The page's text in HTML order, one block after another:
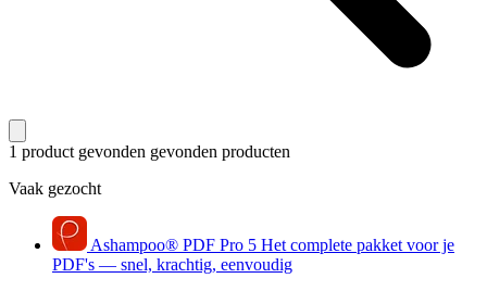
1 product gevonden gevonden producten
Vaak gezocht
Ashampoo® PDF Pro 5 Het complete pakket voor je
PDF's — snel, krachtig, eenvoudig